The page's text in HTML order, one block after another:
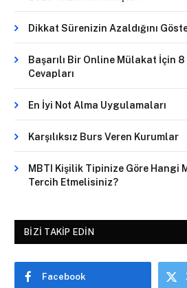
Dikkat Sürenizin Azaldığını
Başarılı Bir Online Mülakat İçin
Cevapları
En İyi Not Alma Uygulamaları
Karşılıksız Burs Veren Kurumlar
MBTI Kişilik Tipinize Göre Hangi
Tercih Etmelisiniz?
BIZI TAKIP EDIN
Facebook